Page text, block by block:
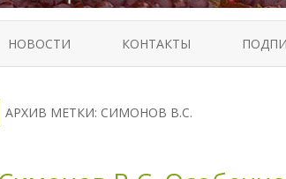
Перейти
к
содержимому
НОВОСТИ КОНТАКТЫ
АРХИВ МЕТКИ: СИМОНОВ В.С.